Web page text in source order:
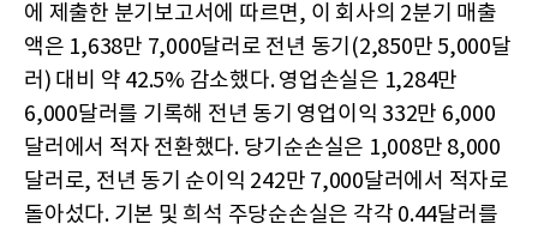
에 제출한 분기보고서에 따르면, 이 회사의 2분기 매출
액은 1,638만 7,000달러로 전년 동기(2,850만 5,000달
러) 대비 약 42.5% 감소했다. 영업손실은 1,284만
6,000달러를 기록해 전년 동기 영업이익 332만 6,000
달러에서 적자 전환했다. 당기순손실은 1,008만 8,000
달러로, 전년 동기 순이익 242만 7,000달러에서 적자로
돌아섰다. 기본 및 희석 주당순손실은 각각 0.44달러를